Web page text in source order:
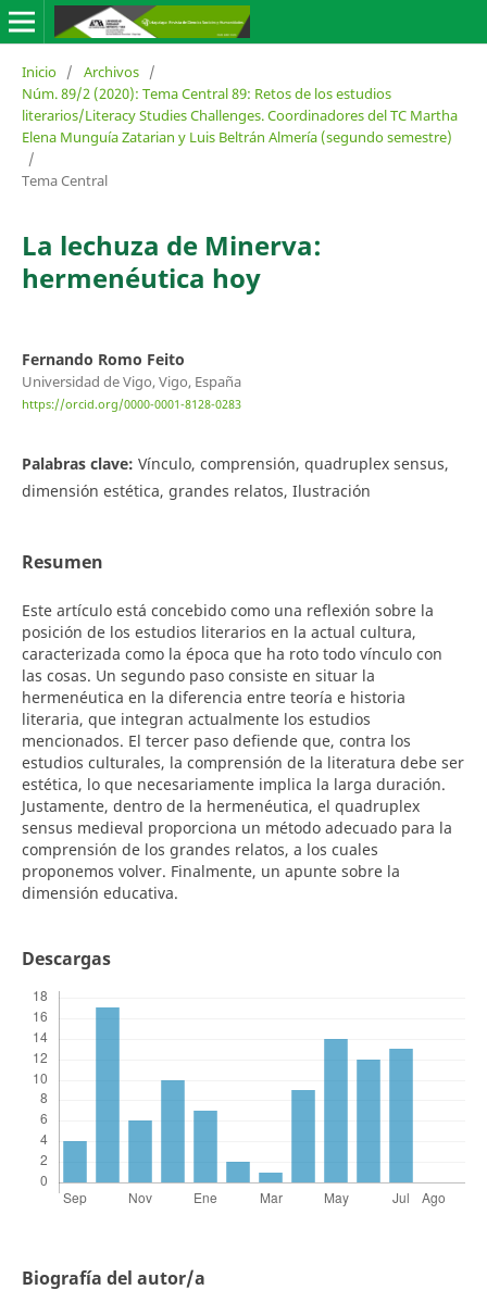
Inicio / Archivos /
Núm. 89/2 (2020): Tema Central 89: Retos de los estudios
literarios/Literacy Studies Challenges. Coordinadores del TC Martha
Elena Munguía Zatarian y Luis Beltrán Almería (segundo semestre)
/
Tema Central
La lechuza de Minerva:
hermenéutica hoy
Fernando Romo Feito
Universidad de Vigo, Vigo, España
https://orcid.org/0000-0001-8128-0283
Palabras clave: Vínculo, comprensión, quadruplex sensus,
dimensión estética, grandes relatos, Ilustración
Resumen
Este artículo está concebido como una reflexión sobre la
posición de los estudios literarios en la actual cultura,
caracterizada como la época que ha roto todo vínculo con
las cosas. Un segundo paso consiste en situar la
hermenéutica en la diferencia entre teoría e historia
literaria, que integran actualmente los estudios
mencionados. El tercer paso defiende que, contra los
estudios culturales, la comprensión de la literatura debe ser
estética, lo que necesariamente implica la larga duración.
Justamente, dentro de la hermenéutica, el quadruplex
sensus medieval proporciona un método adecuado para la
comprensión de los grandes relatos, a los cuales
proponemos volver. Finalmente, un apunte sobre la
dimensión educativa.
Descargas
Biografía del autor/a